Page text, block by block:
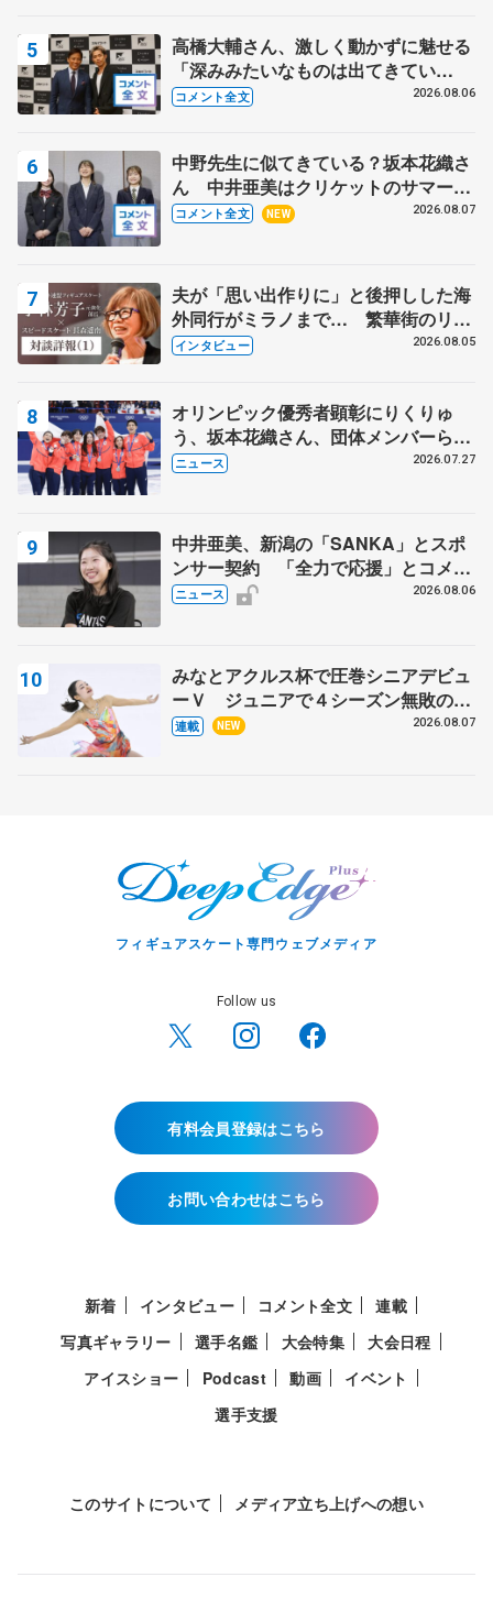
高橋大輔さん、激しく動かずに魅せる
「深みみたいなものは出てきてい
る？」 〝兄さん〟と慕うレジェンド
コメント全文 2026.08.06
中野先生に似てきている？坂本花織さ
ん 中井亜美はクリケットのサマーキ
ャンプに 島田麻央はたくさん試合に
コメント全文 NEW 2026.08.07
夫が「思い出作りに」と後押しした海
外同行がミラノまで… 繁華街のリン
クでは不良のお兄さんも味方に 小林
インタビュー 2026.08.05
オリンピック優秀者顕彰にりくりゅ
う、坂本花織さん、団体メンバーら
8月7日に文科省が表彰式、ブルーノ・
ニュース 2026.07.27
中井亜美、新潟の「SANKA」とスポ
ンサー契約 「全力で応援」とコメン
ト
ニュース 2026.08.06
みなとアクルス杯で圧巻シニアデビュ
ーＶ ジュニアで４シーズン無敗の島
田麻央
連載 NEW 2026.08.07
フィギュアスケート専門ウェブメディア
Follow us
有料会員登録はこちら
お問い合わせはこちら
新着 インタビュー コメント全文
連載
写真ギャラリー
選手名鑑 大会特集
大会日程
アイスショー
Podcast 動画
イベント
選手支援
このサイトについて メディア立ち上げへの想い